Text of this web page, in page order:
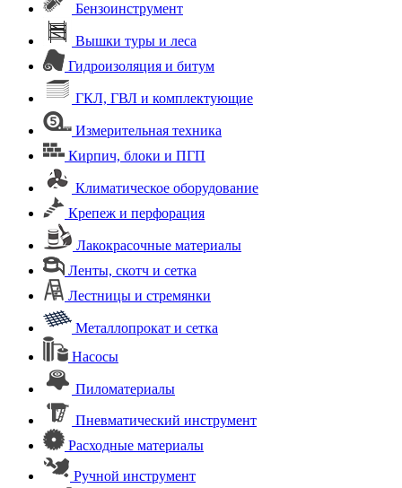
Бензоинструмент
Вышки туры и леса
Гидроизоляция и битум
ГКЛ, ГВЛ и комплектующие
Измерительная техника
Кирпич, блоки и ПГП
Климатическое оборудование
Крепеж и перфорация
Лакокрасочные материалы
Ленты, скотч и сетка
Лестницы и стремянки
Металлопрокат и сетка
Насосы
Пиломатериалы
Пневматический инструмент
Расходные материалы
Ручной инструмент